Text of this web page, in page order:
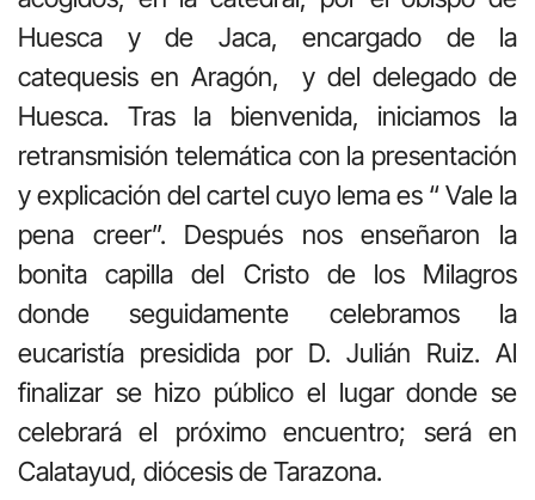
Huesca y de Jaca, encargado de la
catequesis en Aragón, y del delegado de
Huesca. Tras la bienvenida, iniciamos la
retransmisión telemática con la presentación
y explicación del cartel cuyo lema es “ Vale la
pena creer”. Después nos enseñaron la
bonita capilla del Cristo de los Milagros
donde seguidamente celebramos la
eucaristía presidida por D. Julián Ruiz. Al
finalizar se hizo público el lugar donde se
celebrará el próximo encuentro; será en
Calatayud, diócesis de Tarazona.